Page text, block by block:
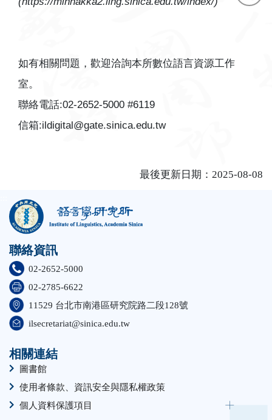
如有相關問題，歡迎洽詢本所數位語言資源工作
室。
聯絡電話:02-2652-5000 #6119
信箱:ildigital@gate.sinica.edu.tw
最後更新日期：2025-08-08
聯絡資訊
02-2652-5000
02-2785-6622
11529 台北市南港區研究院路二段128號
ilsecretariat@sinica.edu.tw
相關連結
圖書館
使用者條款、資訊安全與隱私權政策
個人資料保護項目